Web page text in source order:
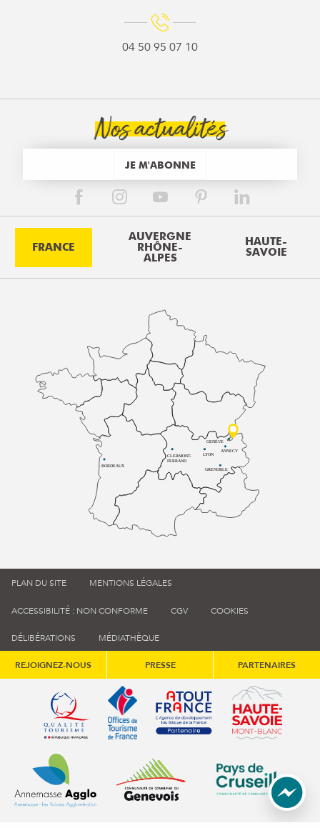
04 50 95 07 10
Nos actualités
JE M'ABONNE
FRANCE
AUVERGNE
RHÔNE-
ALPES
HAUTE-
SAVOIE
BORDEAUX
CLERMONT-
FERRAND
LYON
ANNECY
GRENOBLE
GENÈVE
PLAN DU SITE MENTIONS LÉGALES
ACCESSIBILITÉ : NON CONFORME CGV COOKIES
DÉLIBÉRATIONS MÉDIATHÈQUE
REJOIGNEZ-NOUS PRESSE PARTENAIRES
Qualité tourisme (s'ouvre dans une nouvelle fenêtre)
Office de tourisme de France (s'ouvre
Atout France (s'ouvre dans
Annemasse Agglo (s'ouvre dans une nouvelle fenêtre)
Communauté de communes du
Communauté de